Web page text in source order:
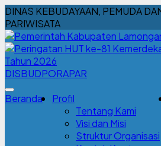
DINAS KEBUDAYAAN, PEMUDA
PARIWISATA
DISBUDPORAPAR
Beranda
Profil
Tentang Kami
Visi dan Misi
Struktur Organisasi